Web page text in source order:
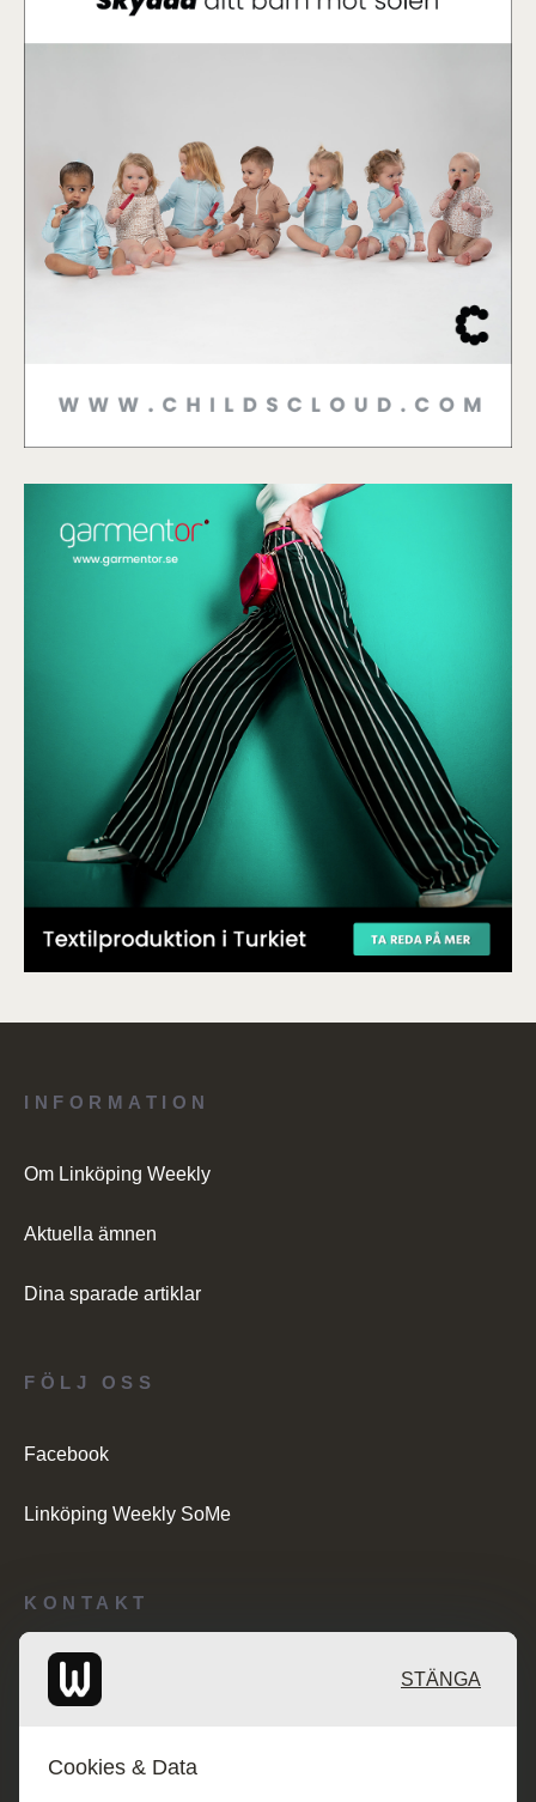
INFORMATION
Om Linköping Weekly
Aktuella ämnen
Dina sparade artiklar
KONTAKT
Redaktionen: desk@maratongroup.com
FÖLJ OSS
Facebook
Linköping Weekly SoMe
STÄNGA
Cookies & Data